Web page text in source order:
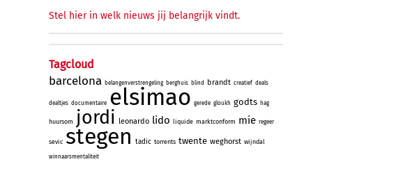
Stel hier in welk nieuws jij belangrijk vindt.
Tagcloud
barcelona belangenverstrengeling berghuis blind brandt creatief deals
dealtjes documentaire elsimao gerede gloukh godts hag
huursom jordi leonardo lido liquide marktconform mie regeer
sevic stegen tadic torrents twente weghorst wijndal
winnaarsmentaliteit